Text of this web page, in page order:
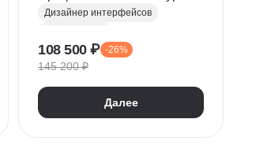
дизайн и анимация
Дизайнер интерфейсов
Веб-дизайн
Figma
Photoshop
108 500 ₽ -26%
145 200 ₽
Далее